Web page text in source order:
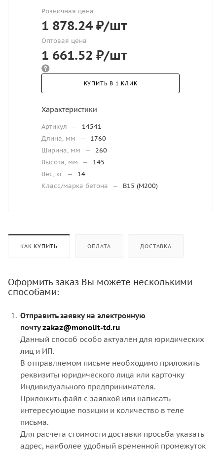
Розничная цена
1 878.24₽/шт
Оптовая цена
1 661.52 ₽/шт
КУПИТЬ В 1 КЛИК
Характеристики
Артикул —
14541
Длина, мм
—
1760
Ширина, мм
—
260
Высота, мм
—
145
Вес, кг —
14
Класс/марка бетона
— В15 (М200)
КАК КУПИТЬ ОПЛАТА ДОСТАВКА
Оформить заказ Вы можете несколькими
способами:
Отправить заявку на электронную
почтуzakaz@monolit-td.ru
Данный способ особо актуален для юридических
лиц и ИП.
В отправляемом письме необходимо приложить
реквизиты юридического лица или карточку
Индивидуального предпринимателя.
Приложить файл с заявкой или написать
интересующие позиции и количество в теле
письма.
Для расчета стоимости доставки просьба указать
адрес, наиболее удобный временной промежуток